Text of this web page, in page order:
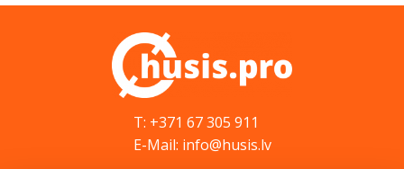
T: +371 67 305 911
E-Mail: info@husis.lv